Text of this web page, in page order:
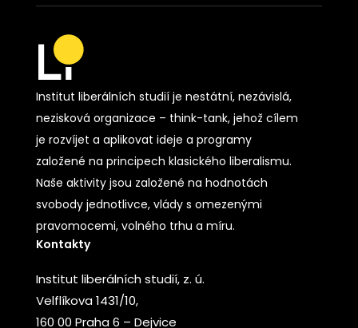
Institut liberálních studií je nestátní, nezávislá,
nezisková organizace – think-tank, jehož cílem
je rozvíjet a aplikovat ideje a programy
založené na principech klasického liberalismu.
Naše aktivity jsou založené na hodnotách
svobody jednotlivce, vlády s omezenými
pravomocemi, volného trhu a míru.
Kontakty
Institut liberálních studií, z. ú.
Velflíkova 1431/10,
160 00 Praha 6 – Dejvice